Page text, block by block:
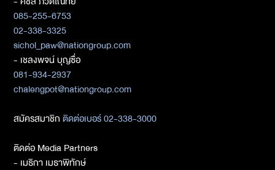
085-255-6753
02-338-3325
sichol_paw@nationgroup.com
- เชลงพจน์ บุญซื่อ
081-934-2937
chalengpot@nationgroup.com
สมัครสมาชิกติดต่อเบอร์ 02-338-3000
ติดต่อ Media Partners
- เมธิกา เมธาพิทักษ์